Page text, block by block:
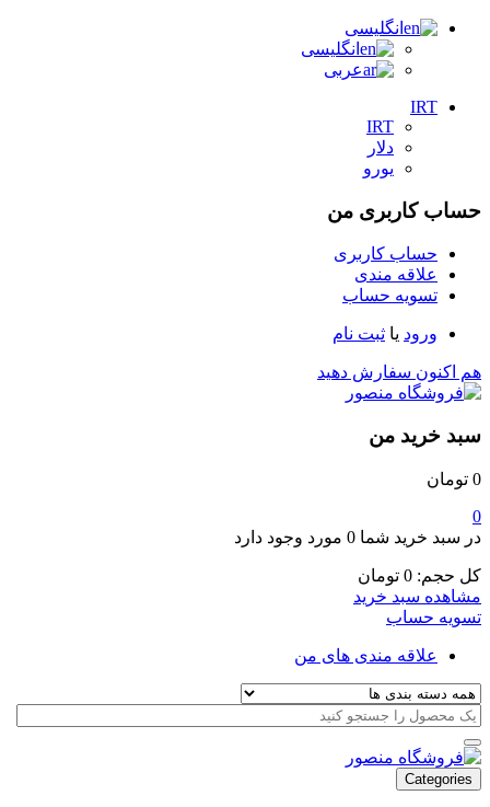
انگلیسی
انگلیسی
عربی
IRT
IRT
دلار
یورو
حساب کاربری من
حساب کاربری
علاقه مندی
تسویه حساب
ورود یا ثبت نام
هم اکنون سفارش دهید
سبد خرید من
0 تومان
0
در سبد خرید شما 0 مورد وجود دارد
کل حجم: 0 تومان
مشاهده سبد خرید
تسویه حساب
علاقه مندی های من
Categories